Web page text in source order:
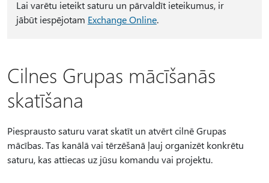
Lai varētu ieteikt saturu un pārvaldīt ieteikumus, ir
jābūt iespējotam Exchange Online.
Cilnes Grupas mācīšanās
skatīšana
Piesprausto saturu varat skatīt un atvērt cilnē Grupas
mācības. Tas kanālā vai tērzēšanā ļauj organizēt konkrētu
saturu, kas attiecas uz jūsu komandu vai projektu.